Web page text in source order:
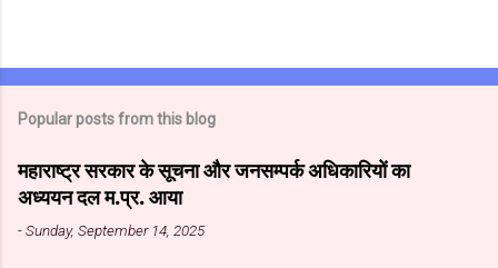
Popular posts from this blog
महाराष्ट्र सरकार के सूचना और जनसम्पर्क अधिकारियों का
अध्ययन दल म.प्र. आया
-Sunday, September 14, 2025